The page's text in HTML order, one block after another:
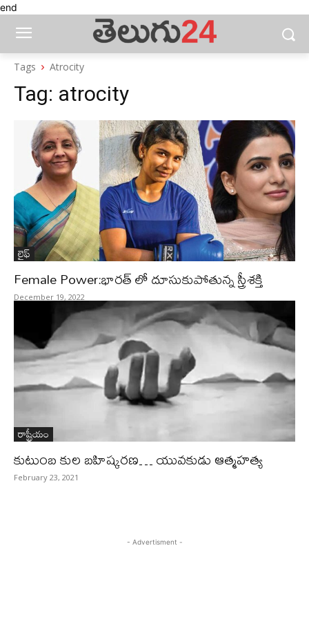
end
Tags Atrocity
Tag: atrocity
లైఫ్‌
Female Power:భారత్ లో దూసుకుపోతున్న స్త్రీశక్తి
December 19, 2022
రాష్ట్రీయం
కుటుంబ కుల బహిష్కరణ… యువకుడు ఆత్మహత్య
February 23, 2021
- Advertisment -